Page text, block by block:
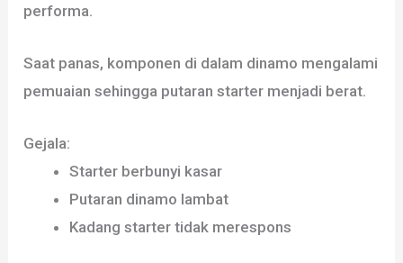
performa.
Saat panas, komponen di dalam dinamo mengalami
pemuaian sehingga putaran starter menjadi berat.
Gejala:
Starter berbunyi kasar
Putaran dinamo lambat
Kadang starter tidak merespons